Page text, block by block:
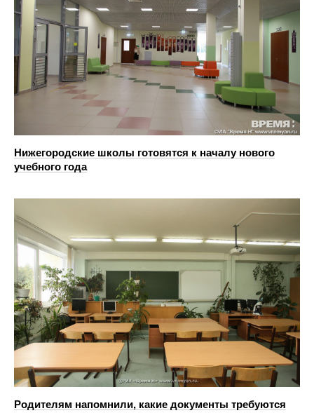
Нижегородские школы готовятся к началу нового
учебного года
Родителям напомнили, какие документы требуются